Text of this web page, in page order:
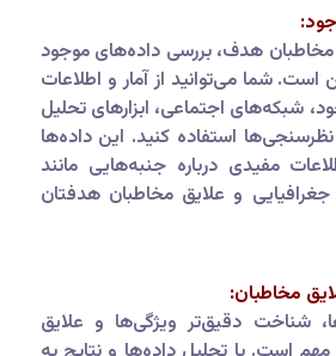
هدف، بررسی داده‌های موجود
است. شما می‌توانید از آمار و اطلاعات
شبکه‌های اجتماعی، ابزارهای تحلیل
استفاده کنید. این داده‌ها
مفیدی درباره جنبه‌هایی مانند
و علایق مخاطبان هدفتان
مخاطبان:
شناخت دقیق‌تر ویژگی‌ها و علایق